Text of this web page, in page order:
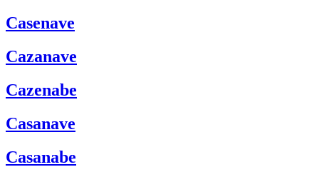
Casenave
Cazanave
Cazenabe
Casanave
Casanabe